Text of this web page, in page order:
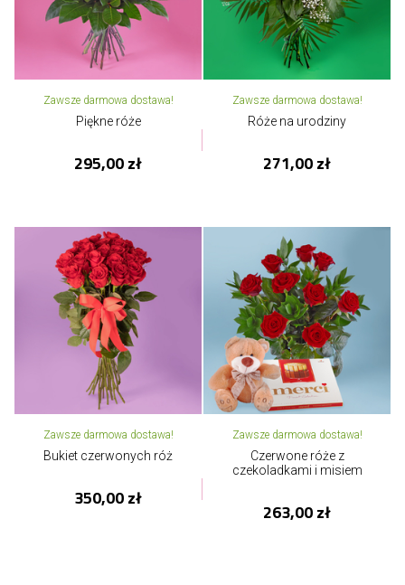
Zawsze darmowa dostawa!
Piękne róże
295,00 zł
Zawsze darmowa dostawa!
Róże na urodziny
271,00 zł
Zawsze darmowa dostawa!
Bukiet czerwonych róż
350,00 zł
Zawsze darmowa dostawa!
Czerwone róże z
czekoladkami i misiem
263,00 zł